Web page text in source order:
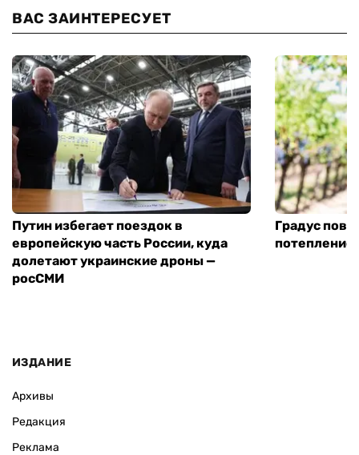
ВАС ЗАИНТЕРЕСУЕТ
Путин избегает поездок в
европейскую часть России, куда
долетают украинские дроны —
росСМИ
Градус
ИЗДАНИЕ
Архивы
Редакция
Реклама